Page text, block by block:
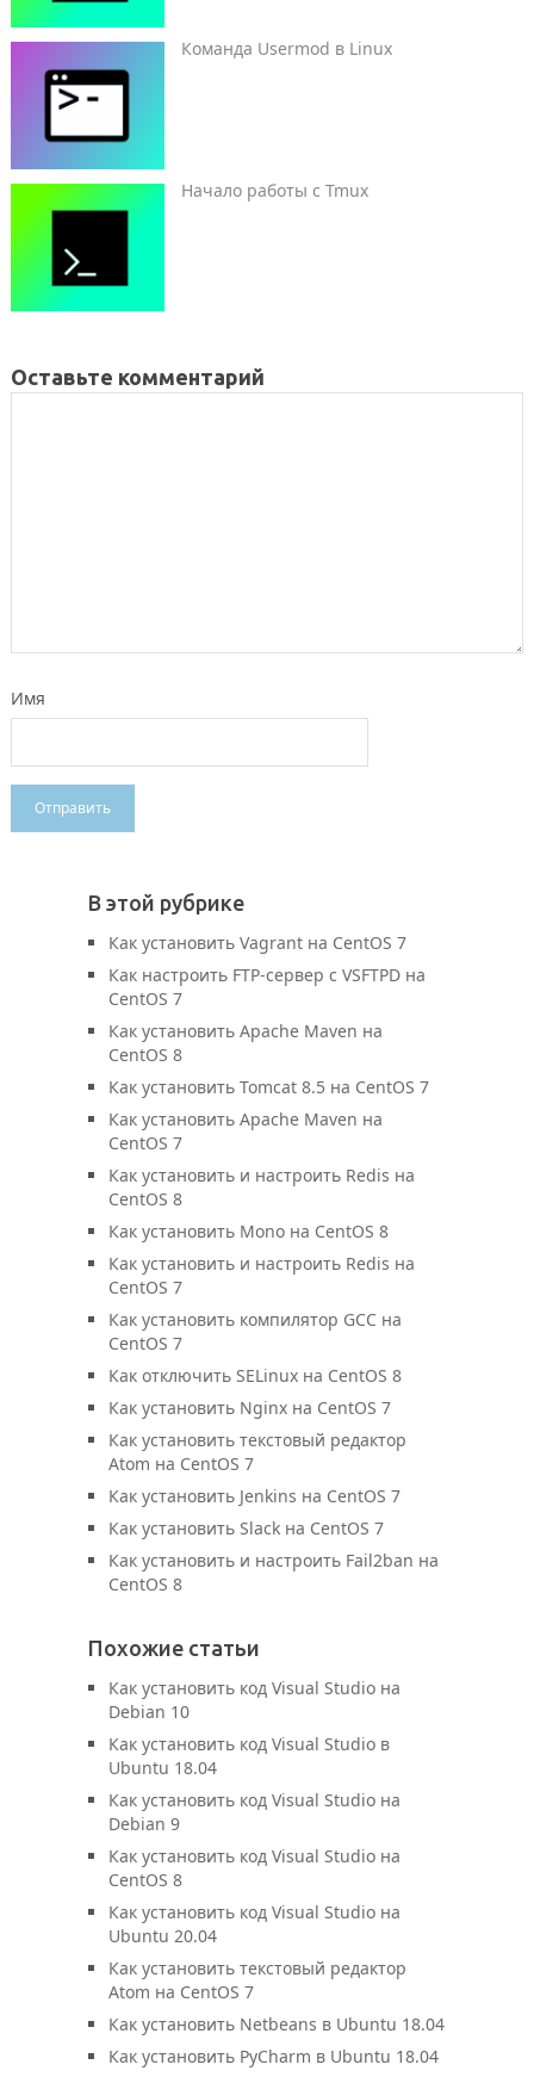
Команда Usermod в Linux
Начало работы с Tmux
Оставьте комментарий
Имя
В этой рубрике
Как установить Vagrant на CentOS 7
Как настроить FTP-сервер с VSFTPD на
CentOS 7
Как установить Apache Maven на
CentOS 8
Как установить Tomcat 8.5 на CentOS 7
Как установить Apache Maven на
CentOS 7
Как установить и настроить Redis на
CentOS 8
Как установить Mono на CentOS 8
Как установить и настроить Redis на
CentOS 7
Как установить компилятор GCC на
CentOS 7
Как отключить SELinux на CentOS 8
Как установить Nginx на CentOS 7
Как установить текстовый редактор
Atom на CentOS 7
Как установить Jenkins на CentOS 7
Как установить Slack на CentOS 7
Как установить и настроить Fail2ban на
CentOS 8
Похожие статьи
Как установить код Visual Studio на
Debian 10
Как установить код Visual Studio в
Ubuntu 18.04
Как установить код Visual Studio на
Debian 9
Как установить код Visual Studio на
CentOS 8
Как установить код Visual Studio на
Ubuntu 20.04
Как установить текстовый редактор
Atom на CentOS 7
Как установить Netbeans в Ubuntu 18.04
Как установить PyCharm в Ubuntu 18.04